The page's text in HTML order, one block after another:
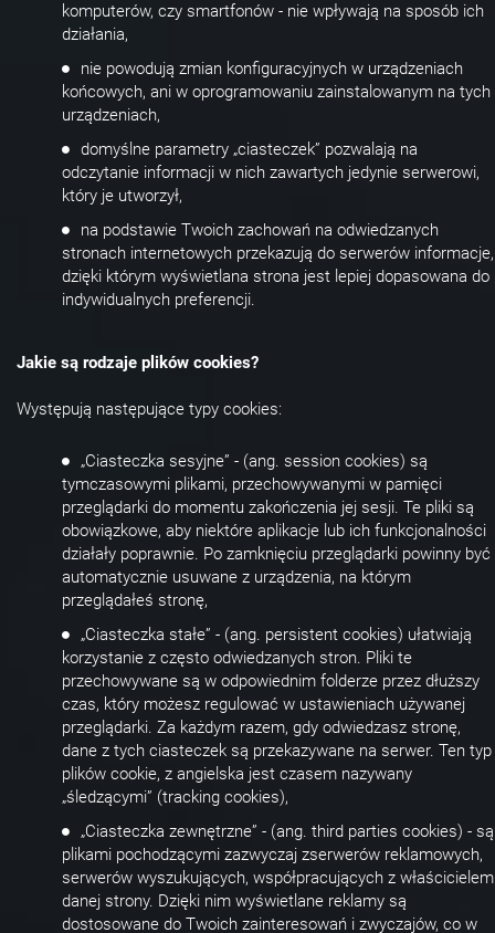
komputerów, czy smartfonów - nie wpływają na sposób ich
działania,
nie powodują zmian konfiguracyjnych w urządzeniach
końcowych, ani w oprogramowaniu zainstalowanym na tych
urządzeniach,
domyślne parametry „ciasteczek” pozwalają na
odczytanie informacji w nich zawartych jedynie serwerowi,
który je utworzył,
na podstawie Twoich zachowań na odwiedzanych
stronach internetowych przekazują do serwerów informacje,
dzięki którym wyświetlana strona jest lepiej dopasowana do
indywidualnych preferencji.
Jakie są rodzaje plików cookies?
Występują następujące typy cookies:
„Ciasteczka sesyjne” - (ang. session cookies) są
tymczasowymi plikami, przechowywanymi w pamięci
przeglądarki do momentu zakończenia jej sesji. Te pliki są
obowiązkowe, aby niektóre aplikacje lub ich funkcjonalności
działały poprawnie. Po zamknięciu przeglądarki powinny być
automatycznie usuwane z urządzenia, na którym
przeglądałeś stronę,
„Ciasteczka stałe” - (ang. persistent cookies) ułatwiają
korzystanie z często odwiedzanych stron. Pliki te
przechowywane są w odpowiednim folderze przez dłuższy
czas, który możesz regulować w ustawieniach używanej
przeglądarki. Za każdym razem, gdy odwiedzasz stronę,
dane z tych ciasteczek są przekazywane na serwer. Ten typ
plików cookie, z angielska jest czasem nazywany
„śledzącymi” (tracking cookies),
„Ciasteczka zewnętrzne” - (ang. third parties cookies) - są
plikami pochodzącymi zazwyczaj zserwerów reklamowych,
serwerów wyszukujących, współpracujących z właścicielem
danej strony. Dzięki nim wyświetlane reklamy są
dostosowane do Twoich zainteresowań i zwyczajów, co w